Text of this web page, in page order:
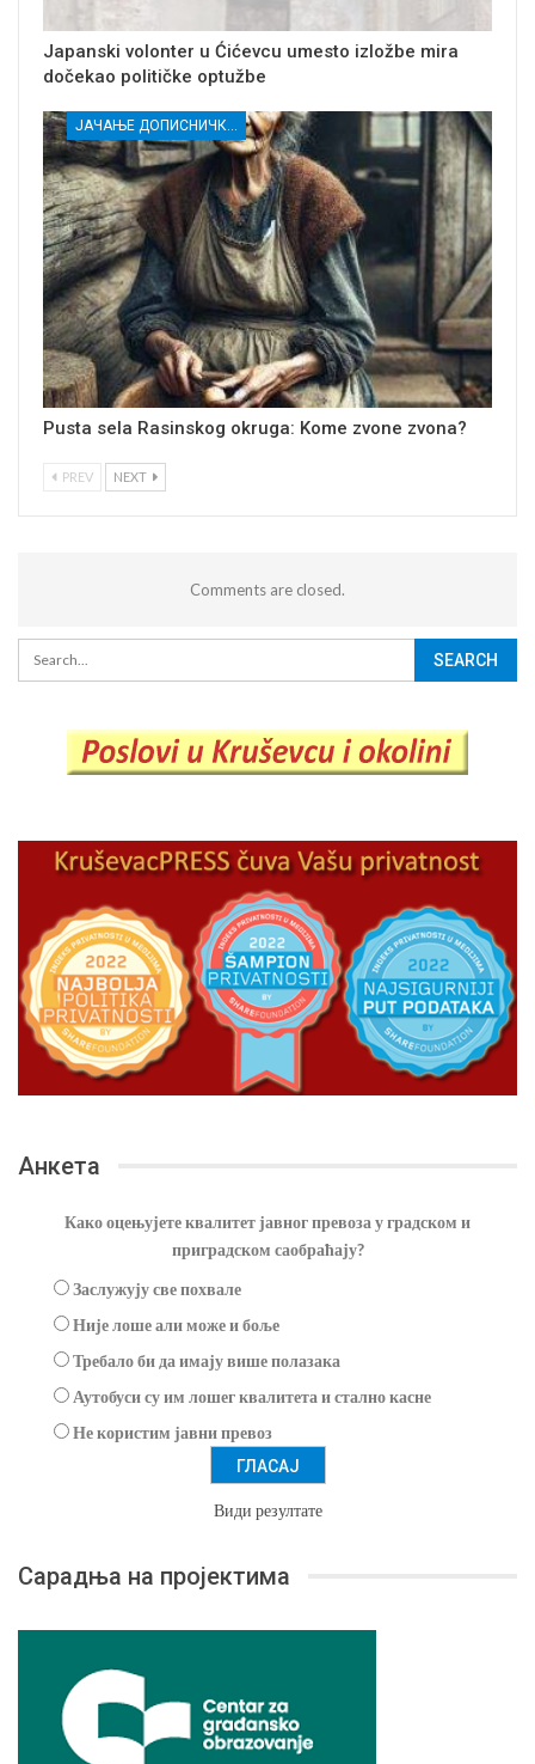
Japanski volonter u Ćićevcu umesto izložbe mira
dočekao političke optužbe
ЈАЧАЊЕ ДОПИСНИЧКЕ МРЕЖЕ НЕЗАВИСНИХ МЕДИЈА У РАСИНСКОМ ОКРУГУ
Pusta sela Rasinskog okruga: Kome zvone zvona?
PREV NEXT
Comments are closed.
Анкета
Како оцењујете квалитет јавног превоза у градском и
приградском саобраћају?
Заслужују све похвале
Није лоше али може и боље
Требало би да имају више полазака
Аутобуси су им лошег квалитета и стално касне
Не користим јавни превоз
Види резултате
Сарадња на пројектима